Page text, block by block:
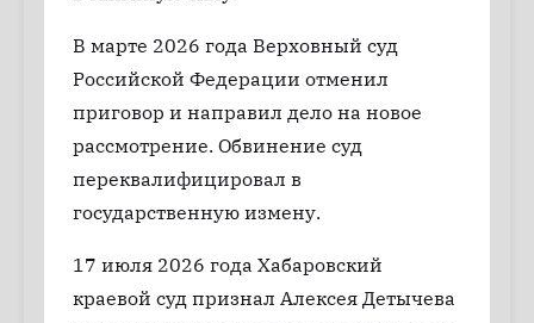
В марте 2026 года Верховный суд
Российской Федерации отменил
приговор и направил дело на новое
рассмотрение. Обвинение суд
переквалифицировал в
государственную измену.
17 июля 2026 года Хабаровский
краевой суд признал Алексея Детычева